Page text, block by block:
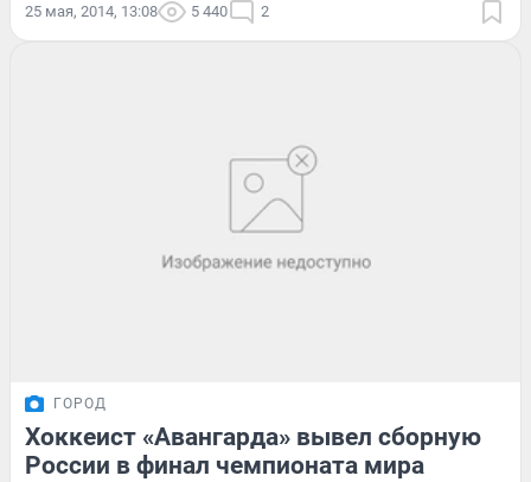
25 мая, 2014, 13:08 5 440 2
ГОРОД
Хоккеист «Авангарда» вывел сборную
России в финал чемпионата мира